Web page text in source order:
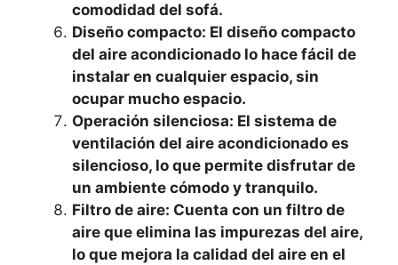
comodidad del sofá.
Diseño compacto: El diseño compacto
del aire acondicionado lo hace fácil de
instalar en cualquier espacio, sin
ocupar mucho espacio.
Operación silenciosa: El sistema de
ventilación del aire acondicionado es
silencioso, lo que permite disfrutar de
un ambiente cómodo y tranquilo.
Filtro de aire: Cuenta con un filtro de
aire que elimina las impurezas del aire,
lo que mejora la calidad del aire en el